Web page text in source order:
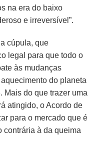
na era do baixo
e irreversível”.
cúpula, que
legal para que todo o
às mudanças
do planeta
Mais do que trazer uma
atingido, o Acordo de
para o mercado que é
contrária à da queima